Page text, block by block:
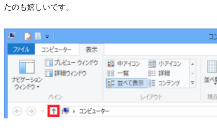
たのも嬉しいです。